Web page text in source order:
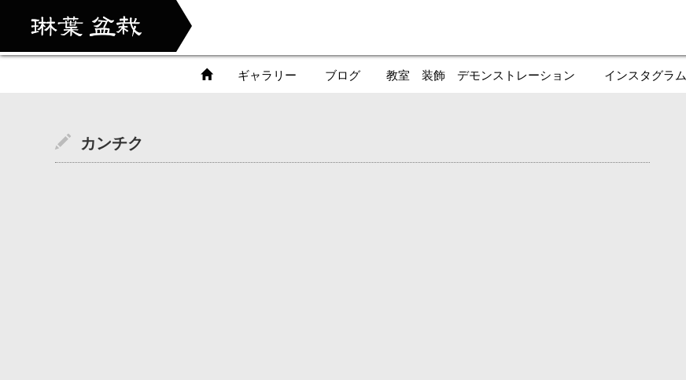
ギャラリー ブログ 教室 装飾 デモンストレーション インスタグラム
カンチク